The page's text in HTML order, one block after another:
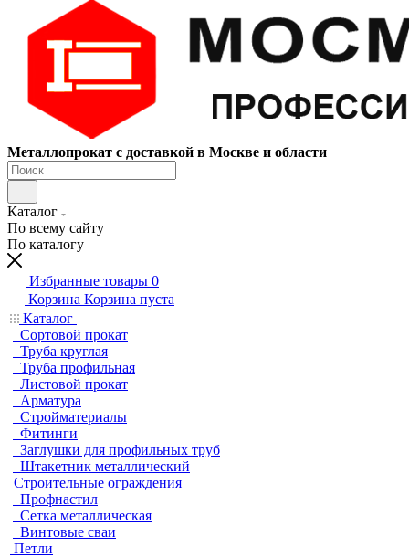
Металлопрокат с доставкой в Москве и области
Каталог
По всему сайту
По каталогу
Избранные товары 0
Корзина Корзина пуста
Каталог
Сортовой прокат
Труба круглая
Труба профильная
Листовой прокат
Арматура
Стройматериалы
Фитинги
Заглушки для профильных труб
Штакетник металлический
Строительные ограждения
Профнастил
Сетка металлическая
Винтовые сваи
Петли